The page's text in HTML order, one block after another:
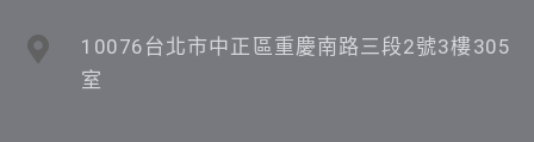
10076台北市中正區重慶南路三段2號3樓305
室